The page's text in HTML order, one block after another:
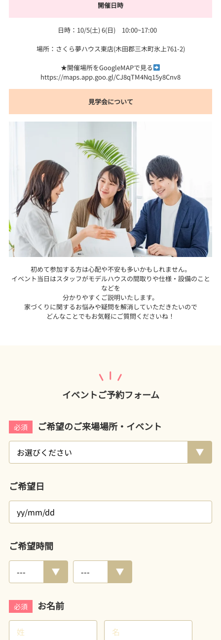
開催日時
日時：10/5(土) 6(日) 10:00~17:00
場所：さくら夢ハウス東店(木田郡三木町氷上761-2)
★開催場所をGoogleMAPで見る
https://maps.app.goo.gl/CJ8qTM4Nq15y8Cnv8
見学会について
初めて参加する方は心配や不安も多いかもしれません。
イベント当日はスタッフがモデルハウスの間取りや仕様・設備のこと
などを
分かりやすくご説明いたします。
家づくりに関するお悩みや疑問を解消していただきたいので
どんなことでもお気軽にご質問くださいね！
イベントご予約フォーム
必須 ご希望のご来場場所・イベント
ご希望日
ご希望時間
必須 お名前